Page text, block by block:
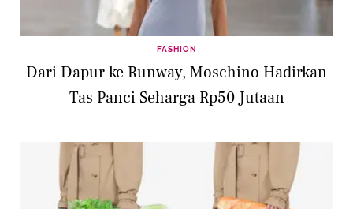
FASHION
Dari Dapur ke Runway, Moschino Hadirkan
Tas Panci Seharga Rp50 Jutaan